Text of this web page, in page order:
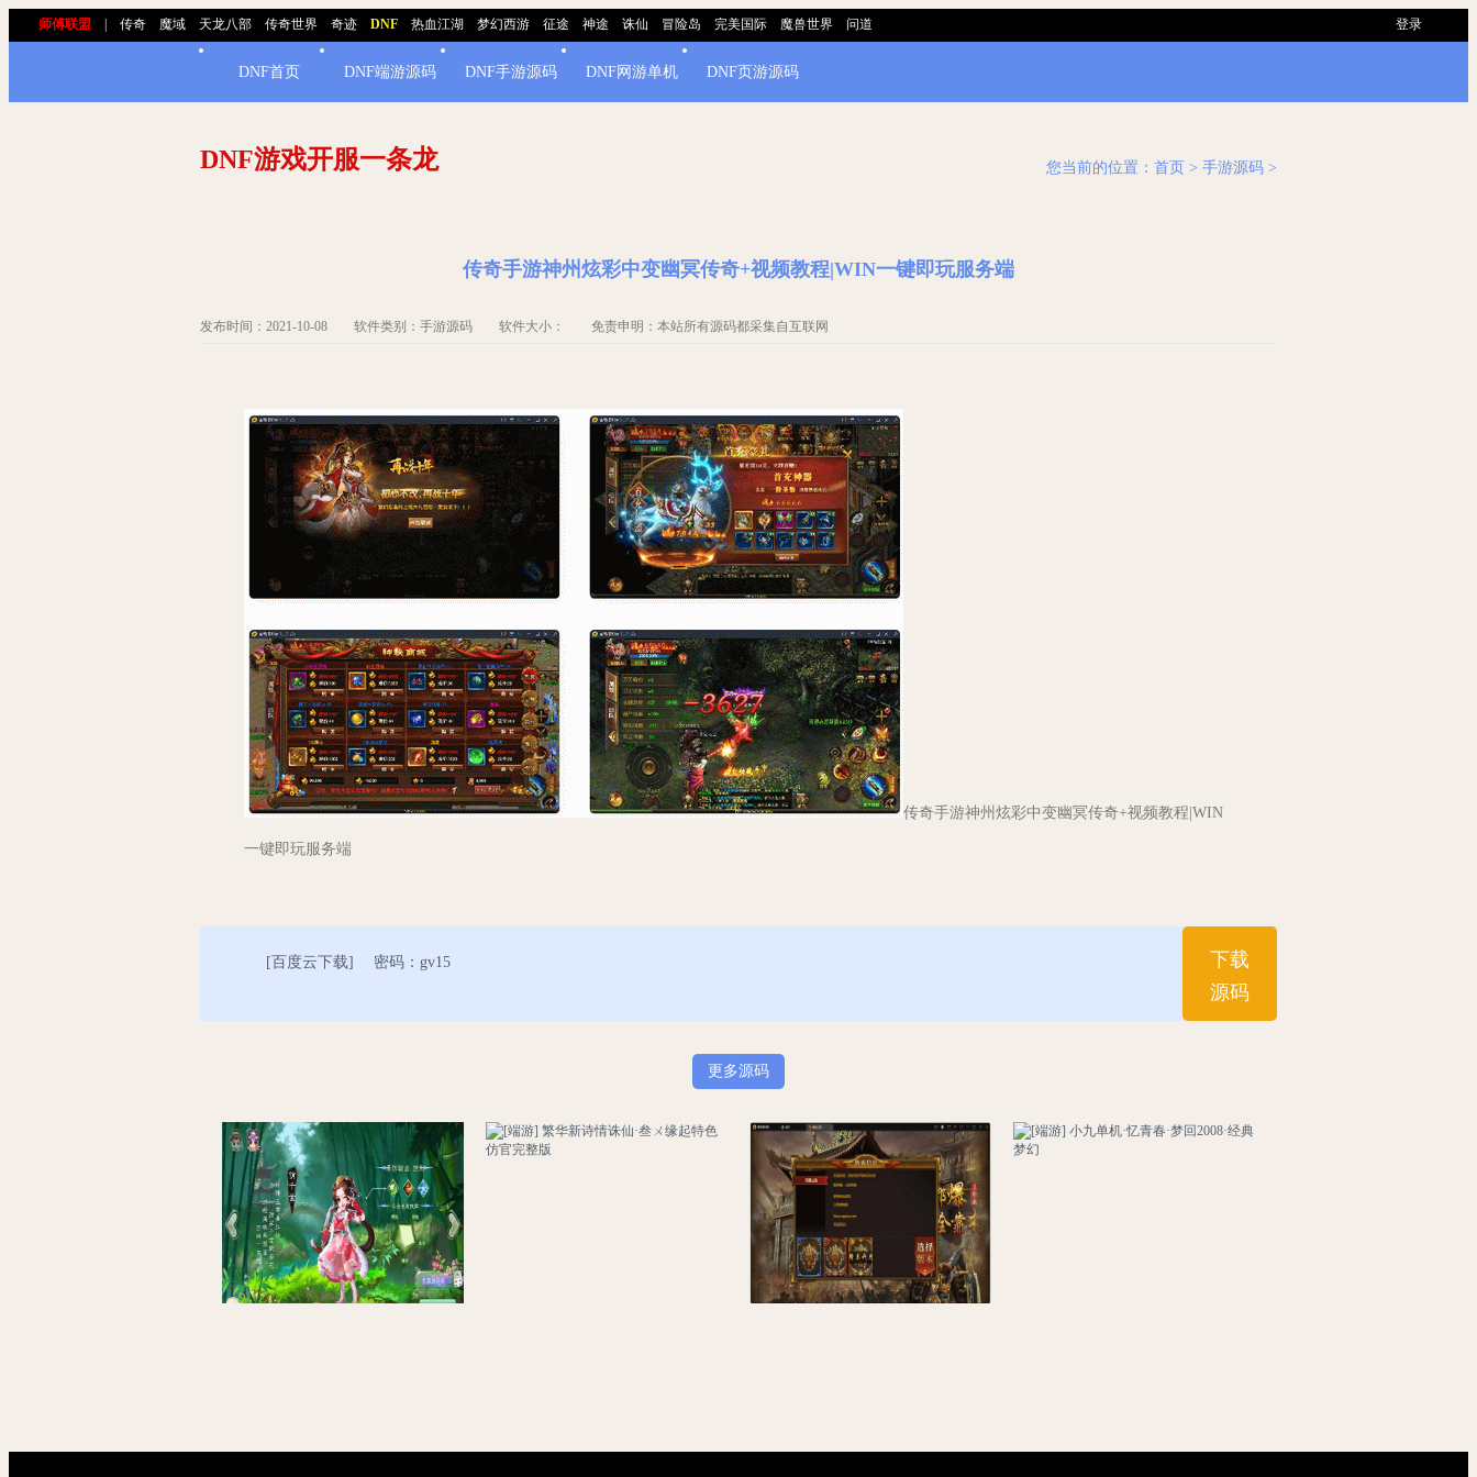
师傅联盟 传奇 魔域 天龙八部 传奇世界 奇迹 DNF 热血江湖 梦幻西游 征途 神途 诛仙 冒险岛 完美国际 魔兽世界 问道 登录
DNF首页 DNF端游源码 DNF手游源码 DNF网游单机 DNF页游源码
DNF游戏开服一条龙 您当前的位置： 首页 > 手游源码 >
传奇手游神州炫彩中变幽冥传奇+视频教程|WIN一键即玩服务端
发布时间：2021-10-08 软件类别：手游源码 软件大小： 免责申明：本站所有源码都采集自互联网
传奇手游神州炫彩中变幽冥传奇+视频教程|WIN
一键即玩服务端
[ 百度云下载] 密码：gv15
下载
源码
更多源码